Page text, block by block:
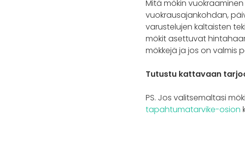
Mitä mökin
vuokrausajankohdan,
varustelujen kaltaisten
mökit asettuvat
mökkejä ja jos on valmis
Tutustu kattavaan
PS. Jos valitsemaltasi
tapahtumatarvike-osion